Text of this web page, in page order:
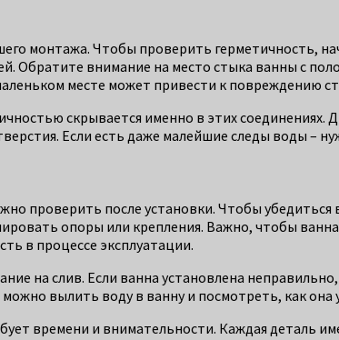
монтажа. Чтобы проверить герметичность,
Обратите внимание на место стыка ванны с
месте может привести к повреждению
скрывается именно в этих соединениях.
Если есть даже малейшие следы воды –
проверить после установки. Чтобы убедиться
опоры или крепления. Важно, чтобы
в процессе эксплуатации.
на слив. Если ванна установлена
вылить воду в ванну и посмотреть, как она
времени и внимательности. Каждая деталь